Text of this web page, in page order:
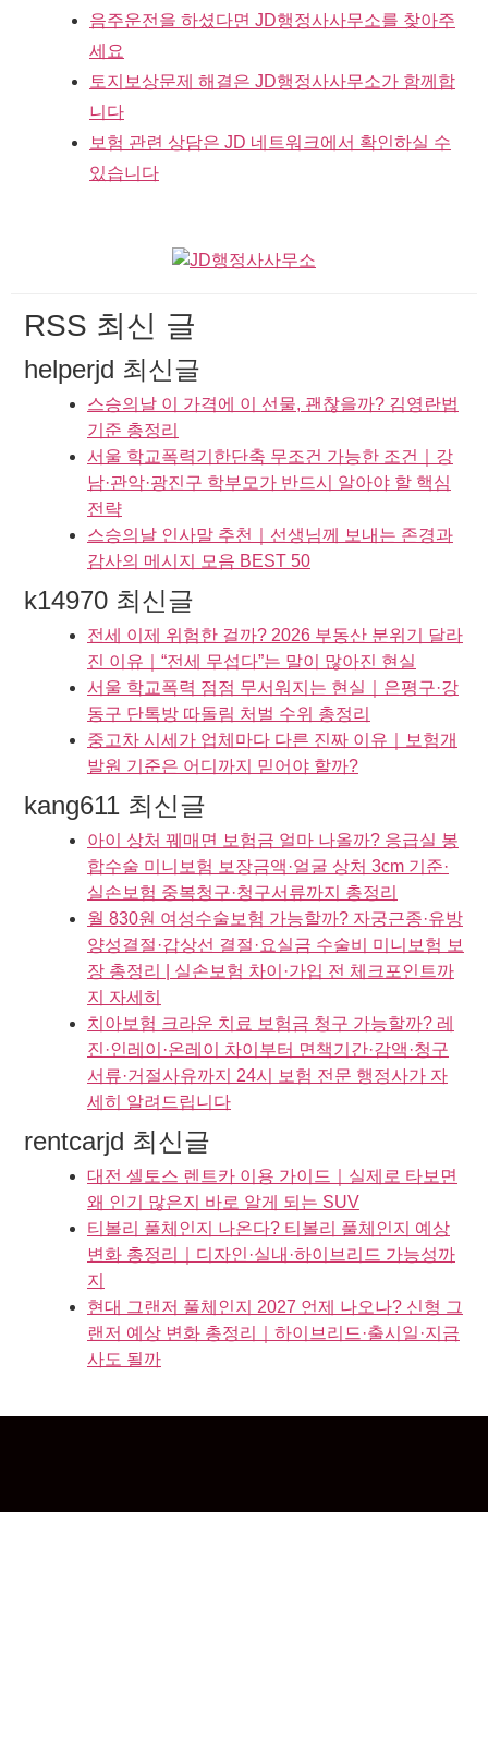
음주운전을 하셨다면 JD행정사사무소를 찾아주
세요
토지보상문제 해결은 JD행정사사무소가 함께합
니다
보험 관련 상담은 JD 네트워크에서 확인하실 수
있습니다
RSS 최신 글
helperjd 최신글
스승의날 이 가격에 이 선물, 괜찮을까? 김영란법
기준 총정리
서울 학교폭력기한단축 무조건 가능한 조건｜강
남·관악·광진구 학부모가 반드시 알아야 할 핵심
전략
스승의날 인사말 추천｜선생님께 보내는 존경과
감사의 메시지 모음 BEST 50
k14970 최신글
전세 이제 위험한 걸까? 2026 부동산 분위기 달라
진 이유｜“전세 무섭다”는 말이 많아진 현실
서울 학교폭력 점점 무서워지는 현실｜은평구·강
동구 단톡방 따돌림 처벌 수위 총정리
중고차 시세가 업체마다 다른 진짜 이유｜보험개
발원 기준은 어디까지 믿어야 할까?
kang611 최신글
아이 상처 꿰매면 보험금 얼마 나올까? 응급실 봉
합수술 미니보험 보장금액·얼굴 상처 3cm 기준·
실손보험 중복청구·청구서류까지 총정리
월 830원 여성수술보험 가능할까? 자궁근종·유방
양성결절·갑상선 결절·요실금 수술비 미니보험 보
장 총정리 | 실손보험 차이·가입 전 체크포인트까
지 자세히
치아보험 크라운 치료 보험금 청구 가능할까? 레
진·인레이·온레이 차이부터 면책기간·감액·청구
서류·거절사유까지 24시 보험 전문 행정사가 자
세히 알려드립니다
rentcarjd 최신글
대전 셀토스 렌트카 이용 가이드｜실제로 타보면
왜 인기 많은지 바로 알게 되는 SUV
티볼리 풀체인지 나온다? 티볼리 풀체인지 예상
변화 총정리｜디자인·실내·하이브리드 가능성까
지
현대 그랜저 풀체인지 2027 언제 나오나? 신형 그
랜저 예상 변화 총정리｜하이브리드·출시일·지금
사도 될까